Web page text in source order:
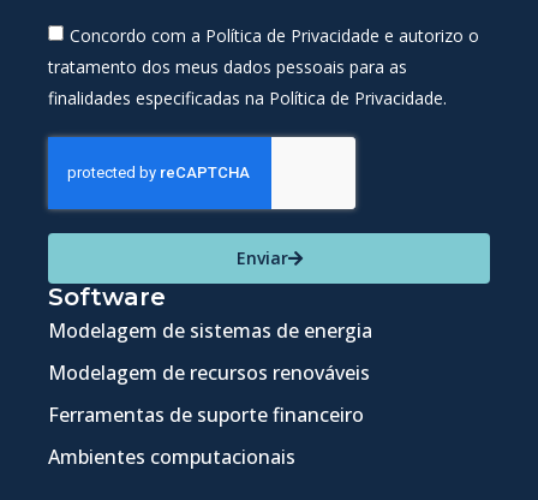
Concordo com a Política de Privacidade e autorizo o
tratamento dos meus dados pessoais para as
finalidades especificadas na Política de Privacidade.
Enviar
Software
Modelagem de sistemas de energia
Modelagem de recursos renováveis
Ferramentas de suporte financeiro
Ambientes computacionais